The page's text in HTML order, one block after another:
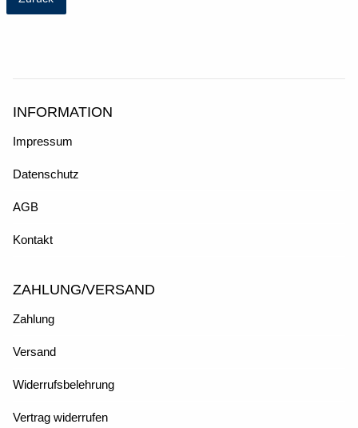
INFORMATION
Impressum
Datenschutz
AGB
Kontakt
ZAHLUNG/VERSAND
Zahlung
Versand
Widerrufsbelehrung
Vertrag widerrufen